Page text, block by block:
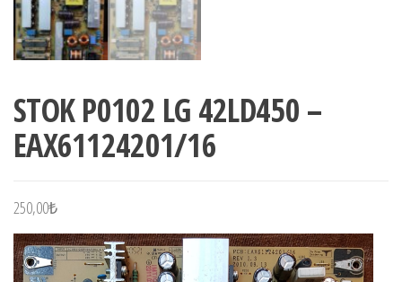
STOK P0102 LG 42LD450 –
EAX61124201/16
250,00₺